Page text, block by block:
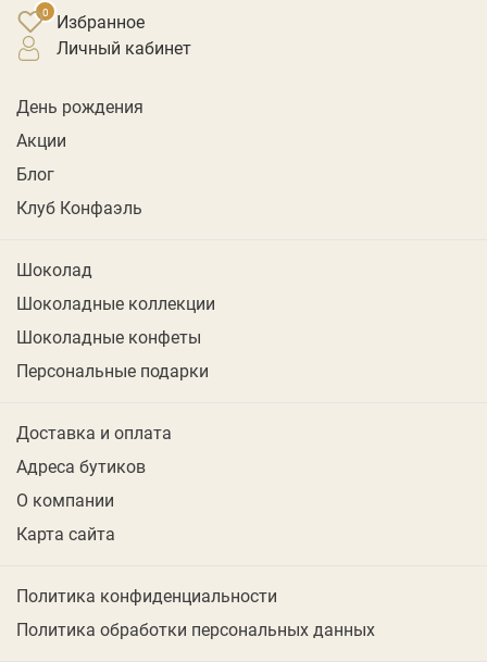
Избранное
личный кабинет
День рождения
Акции
Блог
Клуб Конфаэль
Шоколад
Шоколадные коллекции
Шоколадные конфеты
Персональные подарки
Доставка и оплата
Адреса бутиков
О компании
Карта сайта
Политика конфиденциальности
Политика обработки персональных данных